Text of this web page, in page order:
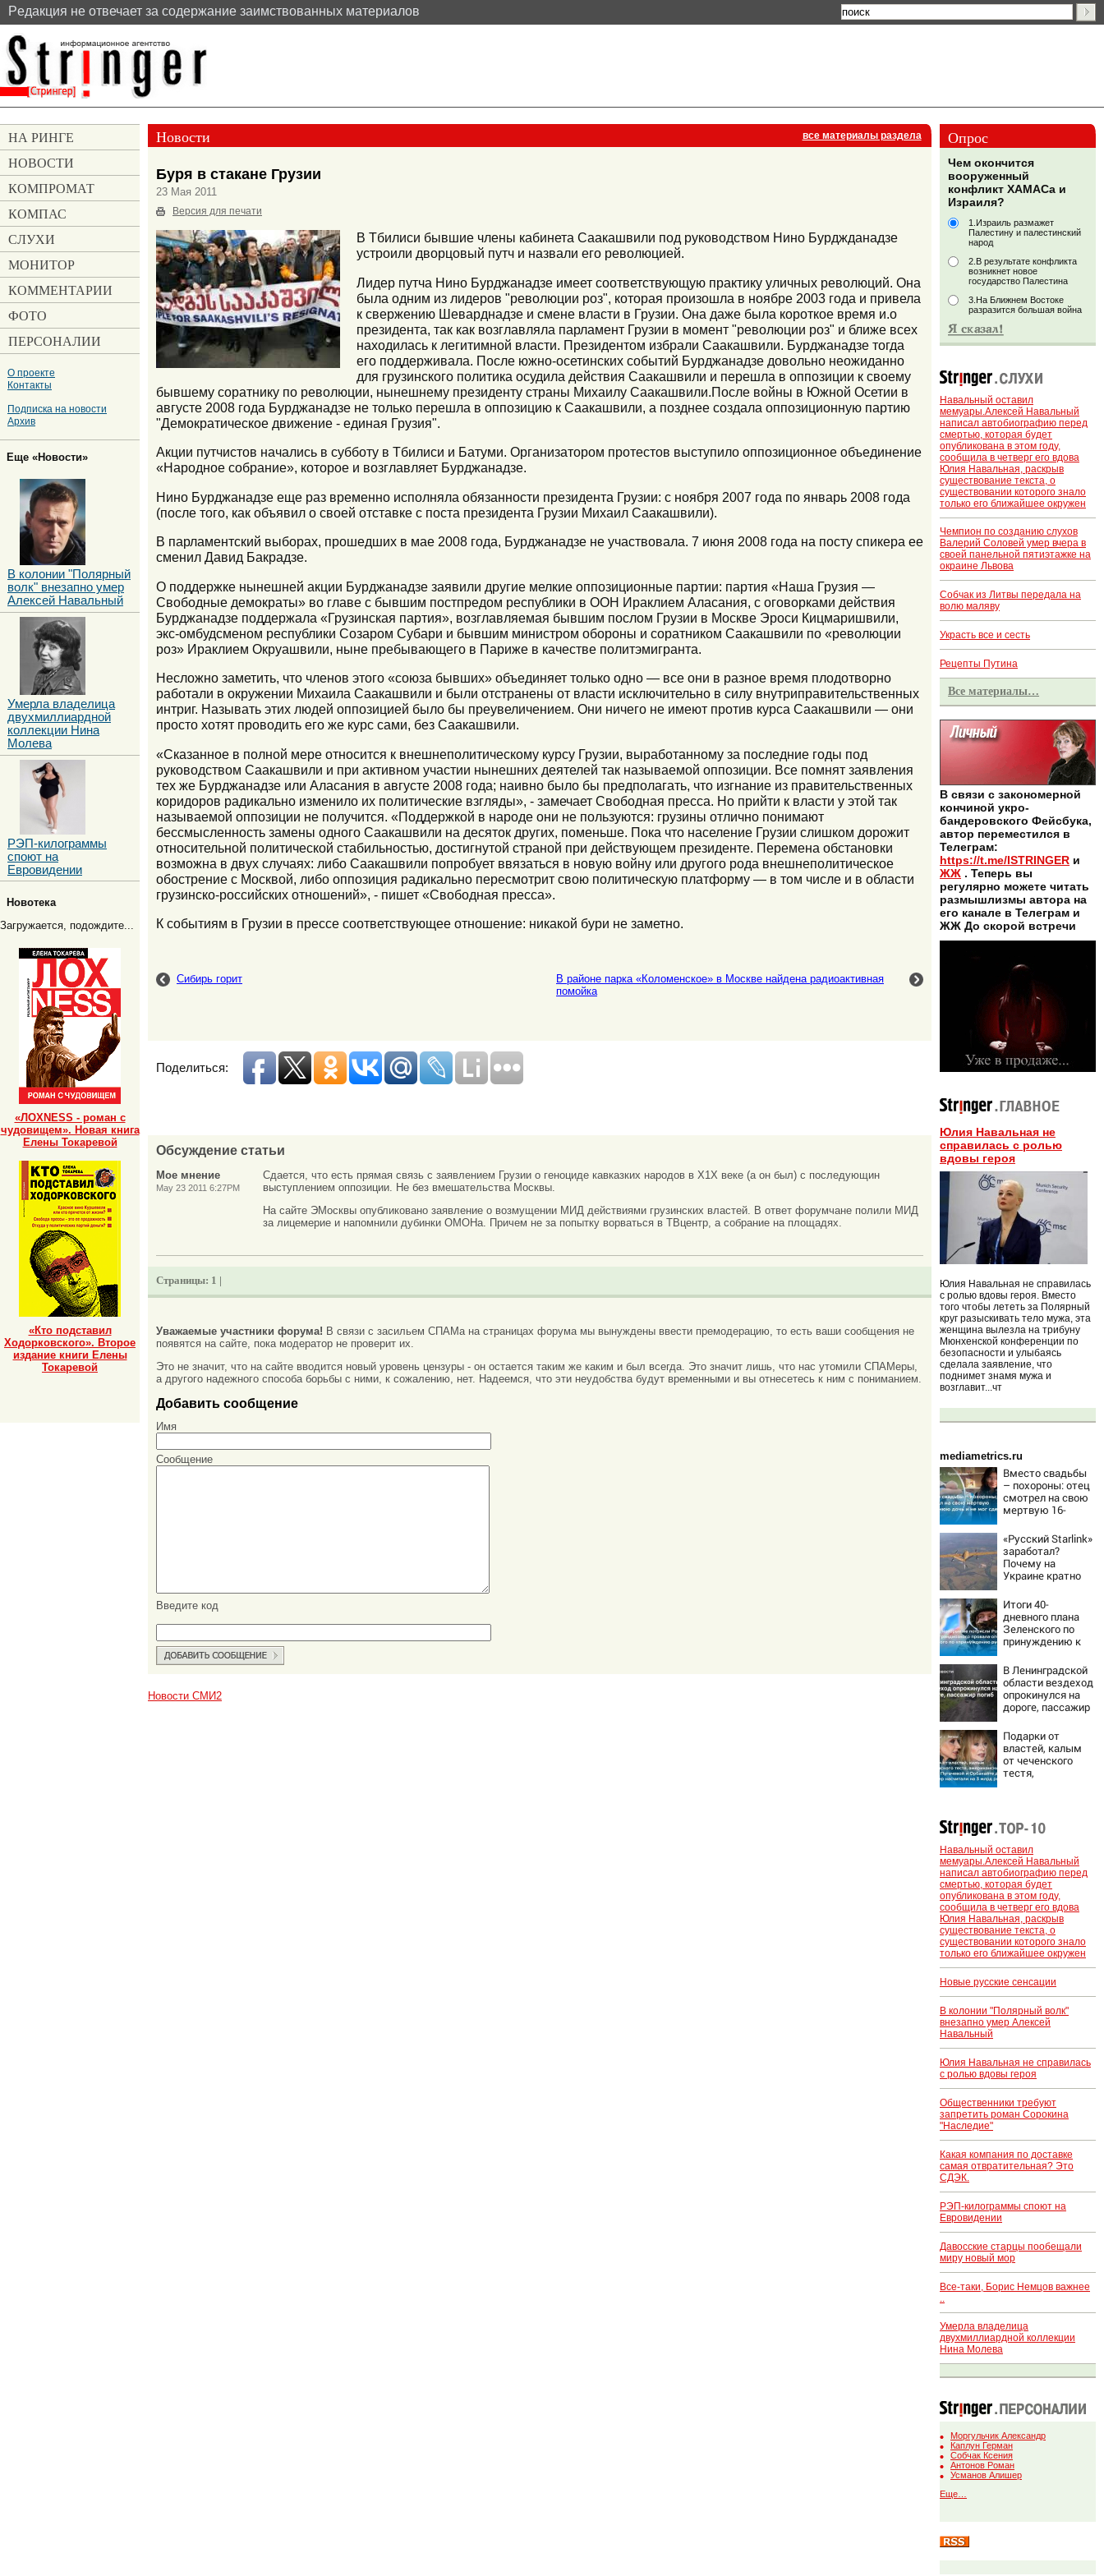
Pедакция не отвечает за содержание заимствованных материалов
Новости все материалы раздела
Буря в стакане Грузии
23 Мая 2011
Версия для печати
В Тбилиси бывшие члены кабинета Саакашвили под руководством Нино Бурджданадзе
устроили дворцовый путч и назвали его революцией.
Лидер путча Нино Бурджанадзе имеет соответствующую практику уличных революций. Она
была одним из лидеров "революции роз", которая произошла в ноябре 2003 года и привела
к свержению Шеварднадзе и смене власти в Грузии. Она даже была короткое время и.о
президента, так как возглавляла парламент Грузии в момент "революции роз" и ближе всех
находилась к легитимной власти. Президентом избрали Саакашвили. Бурджанадзе тогда
его поддерживала. После южно-осетинских событий Бурджанадзе довольно неожиданно
для грузинского политика осудила действия Саакашвили и перешла в оппозиции к своему
бывшему соратнику по революции, нынешнему президенту страны Михаилу Саакашвили.После войны в Южной Осетии в
августе 2008 года Бурджанадзе не только перешла в оппозицию к Саакашвили, а позднее создала оппозиционную партию
"Демократическое движение - единая Грузия".
Акции путчистов начались в субботу в Тбилиси и Батуми. Организатором протестов выступило оппозиционное объединение
«Народное собрание», которое и возглавляет Бурджанадзе.
Нино Бурджанадзе еще раз временно исполняла обязанности президента Грузии: с ноября 2007 года по январь 2008 года
(после того, как объявил о своей отставке с поста президента Грузии Михаил Саакашвили).
В парламентский выборах, прошедших в мае 2008 года, Бурджанадзе не участвовала. 7 июня 2008 года на посту спикера ее
сменил Давид Бакрадзе.
О поддержке нынешней акции Бурджанадзе заявили другие мелкие оппозиционные партии: партия «Наша Грузия —
Свободные демократы» во главе с бывшим постпредом республики в ООН Ираклием Аласания, с оговорками действия
Бурджанадзе поддержала «Грузинская партия», возглавляемая бывшим послом Грузии в Москве Эроси Кицмаришвили,
экс-омбудсменом республики Созаром Субари и бывшим министром обороны и соратником Саакашвили по «революции
роз» Ираклием Окруашвили, ныне пребывающего в Париже в качестве политэмигранта.
Несложно заметить, что членов этого «союза бывших» объединяет только одно — все они в разное время плодотворно
работали в окружении Михаила Саакашвили и были отстранены от власти исключительно в силу внутриправительственных
интриг. Называть этих людей оппозицией было бы преувеличением. Они ничего не имеют против курса Саакашвили — они
просто хотят проводить его же курс сами, без Саакашвили.
«Сказанное в полной мере относится к внешнеполитическому курсу Грузии, выработанному за последние годы под
руководством Саакашвили и при активном участии нынешних деятелей так называемой оппозиции. Все помнят заявления
тех же Бурджанадзе или Аласания в августе 2008 года; наивно было бы предполагать, что изгнание из правительственных
коридоров радикально изменило их политические взгляды», - замечает Свободная пресса. Но прийти к власти у этой так
называемой оппозиции не получится. «Поддержкой в народе они не пользуются: грузины отлично понимают
бессмысленность замены одного Саакашвили на десяток других, поменьше. Пока что население Грузии слишком дорожит
относительной политической стабильностью, достигнутой страной при действующем президенте. Перемена обстановки
возможна в двух случаях: либо Саакашвили попробует ввязаться в новую войну или другого рода внешнеполитическое
обострение с Москвой, либо оппозиция радикально пересмотрит свою политическую платформу — в том числе и в области
грузинско-российских отношений», - пишет «Свободная пресса».
К событиям в Грузии в прессе соответствующее отношение: никакой бури не заметно.
Сибирь горит
В районе парка «Коломенское» в Москве найдена радиоактивная
помойка
Поделиться:
Обсуждение статьи
Мое мнение
May 23 2011 6:27PM
Сдается, что есть прямая связь с заявлением Грузии о геноциде кавказких народов в Х1Х веке (а он был) с последующин
выступлением оппозиции. Не без вмешательства Москвы.
На сайте ЭМосквы опубликовано заявление о возмущении МИД действиями грузинских властей. В ответ форумчане полили МИД
за лицемерие и напомнили дубинки ОМОНа. Причем не за попытку ворваться в ТВцентр, а собрание на площадях.
Страницы: 1 |
Уважаемые участники форума! В связи с засильем СПАМа на страницах форума мы вынуждены ввести премодерацию, то есть ваши сообщения не
появятся на сайте, пока модератор не проверит их.
Это не значит, что на сайте вводится новый уровень цензуры - он остается таким же каким и был всегда. Это значит лишь, что нас утомили СПАМеры,
а другого надежного способа борьбы с ними, к сожалению, нет. Надеемся, что эти неудобства будут временными и вы отнесетесь к ним с пониманием.
Добавить сообщение
Имя
Сообщение
Введите код
Новости СМИ2
Опрос
Чем окончится
вооруженный
конфликт ХАМАСа и
Израиля?
1.Израиль размажет
Палестину и палестинский
народ
2.В результате конфликта
возникнет новое
государство Палестина
3.На Ближнем Востоке
разразится большая война
Навальный оставил
мемуары.Алексей Навальный
написал автобиографию перед
смертью, которая будет
опубликована в этом году,
сообщила в четверг его вдова
Юлия Навальная, раскрыв
существование текста, о
существовании которого знало
только его ближайшее окружен
Чемпион по созданию слухов
Валерий Соловей умер вчера в
своей панельной пятиэтажке на
окраине Львова
Собчак из Литвы передала на
волю маляву
Украсть все и сесть
Рецепты Путина
Все материалы…
В связи с закономерной
кончиной укро-
бандеровского Фейсбука,
автор переместился в
Телеграм:
https://t.me/ISTRINGER и
ЖЖ . Теперь вы
регулярно можете читать
размышлизмы автора на
его канале в Телеграм и
ЖЖ До скорой встречи
Юлия Навальная не
справилась с ролью
вдовы героя
Юлия Навальная не справилась
с ролью вдовы героя. Вместо
того чтобы лететь за Полярный
круг разыскивать тело мужа, эта
женщина вылезла на трибуну
Мюнхенской конференции по
безопасности и улыбаясь
сделала заявление, что
поднимет знамя мужа и
возглавит...чт
mediametrics.ru
Вместо свадьбы
– похороны: отец
смотрел на свою
мертвую 16-
мог сдержать
слезы
«Русский Starlink»
заработал?
Почему на
Украине кратно
точность
попаданий по
объектам ВСУ
Итоги 40-
дневного плана
Зеленского по
принуждению к
ответила Россия,
полный разбор
провала операции
Украины от
военкора Коца
В Ленинградской
области вездеход
опрокинулся на
дороге, пассажир
Подарки от
властей, калым
от чеченского
тестя,
Орбакайте домов
и квартир
насчитали на 3
млрд рублей
Навальный оставил
мемуары.Алексей Навальный
написал автобиографию перед
смертью, которая будет
опубликована в этом году,
сообщила в четверг его вдова
Юлия Навальная, раскрыв
существование текста, о
существовании которого знало
только его ближайшее окружен
Новые русские сенсации
В колонии "Полярный волк"
внезапно умер Алексей
Навальный
Юлия Навальная не справилась
с ролью вдовы героя
Общественники требуют
запретить роман Сорокина
"Наследие"
Какая компания по доставке
самая отвратительная? Это
СДЭК.
РЭП-килограммы споют на
Евровидении
Давосские старцы пообещали
миру новый мор
Все-таки, Борис Немцов важнее
Умерла владелица
двухмиллиардной коллекции
Нина Молева
Моргульчик Александр
Каплун Герман
Собчак Ксения
Антонов Роман
Усманов Алишер
Еще…
НА РИНГЕ
НОВОСТИ
КОМПРОМАТ
КОМПАС
СЛУХИ
МОНИТОР
КОММЕНТАРИИ
ФОТО
ПЕРСОНАЛИИ
О проекте
Контакты
Подписка на новости
Архив
Еще «Новости»
В колонии "Полярный
волк" внезапно умер
Алексей Навальный
Умерла владелица
двухмиллиардной
коллекции Нина
Молева
РЭП-килограммы
споют на
Евровидении
Новотека
Загружается, подождите...
«ЛОХNESS - роман с
чудовищем». Новая книга
Елены Токаревой
«Кто подставил
Ходорковского». Второе
издание книги Елены
Токаревой